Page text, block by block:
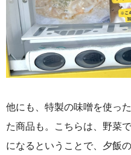
他にも、特製の味噌を使っ
た商品も。こちらは、野菜
になるということで、夕飯